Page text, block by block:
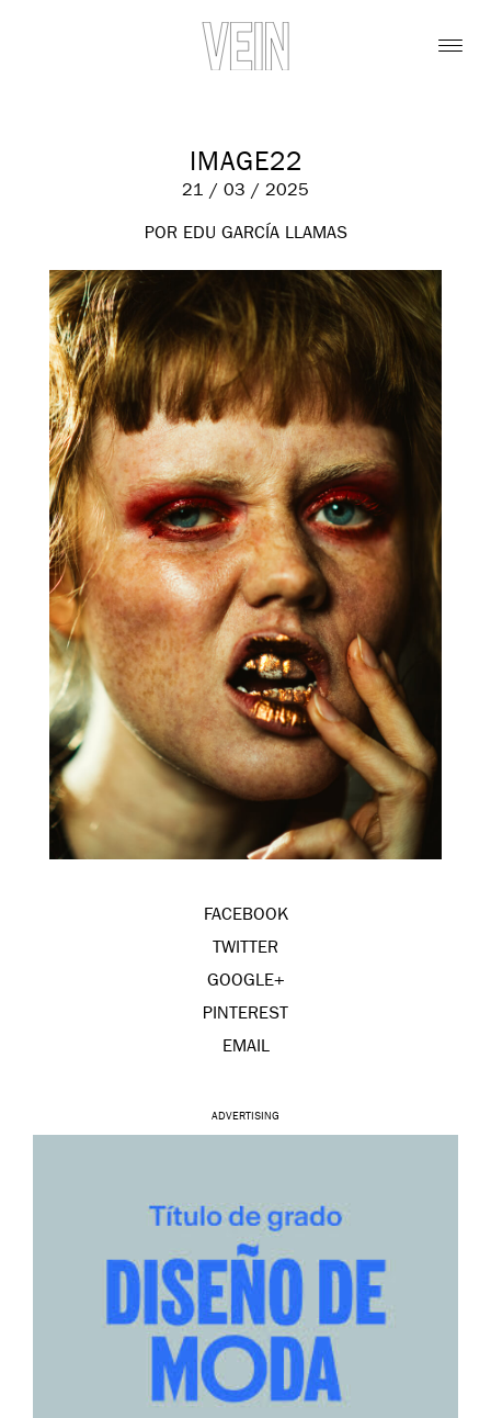
IMAGE22
21 / 03 / 2025
POR EDU GARCÍA LLAMAS
FACEBOOK
TWITTER
GOOGLE+
PINTEREST
EMAIL
ADVERTISING